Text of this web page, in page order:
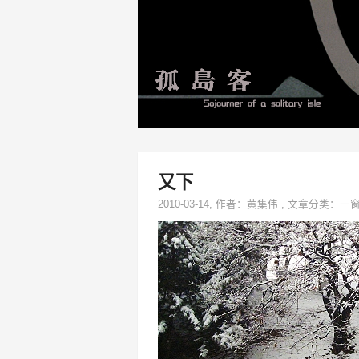
又下
2010-03-14, 作者： 黄集伟 , 文章分类： 一